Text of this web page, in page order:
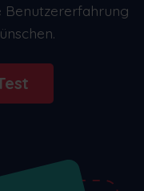
Benutzererfahrung